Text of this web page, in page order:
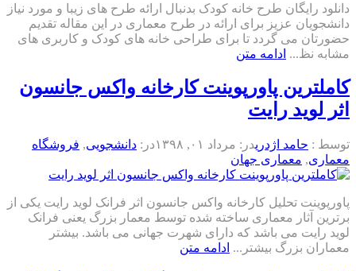
دانلود رایگان طرح خانه کودک بدنبال ارائه طرح های زیبا و مورد نیاز
دانشجویان عزیز برای ارائه در طرح معماری در این مقاله تقدیم
حضورتان می گردد تا برای طراحی خانه های کودک و کاربری های
مشابه نظ... ادامه متن
کاملترین پاورپوینت کارخانه واکس جانسون
اثر لوید رایت
توسط : حامد اژدریدر: مرداد ۰۱, ۱۳۹۸ در: دانشجویی, فروشگاه
معماری, معماری جهان
پاورپوینت تحلیل کارخانه واکس جانسون اثر فرانک لوید رایت یکی از
برترین آثار معماری ساخته شده توسط معمار بزرگ یعنی فرانک
لوید رایت می باشد که دارای شهرت جهانی می باشد. بیشتر
معماران بزرگ بیشتر... ادامه متن